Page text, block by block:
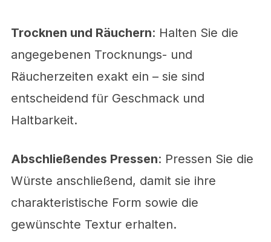
Trocknen und Räuchern: Halten Sie die
angegebenen Trocknungs- und
Räucherzeiten exakt ein – sie sind
entscheidend für Geschmack und
Haltbarkeit.
Abschließendes Pressen: Pressen Sie die
Würste anschließend, damit sie ihre
charakteristische Form sowie die
gewünschte Textur erhalten.